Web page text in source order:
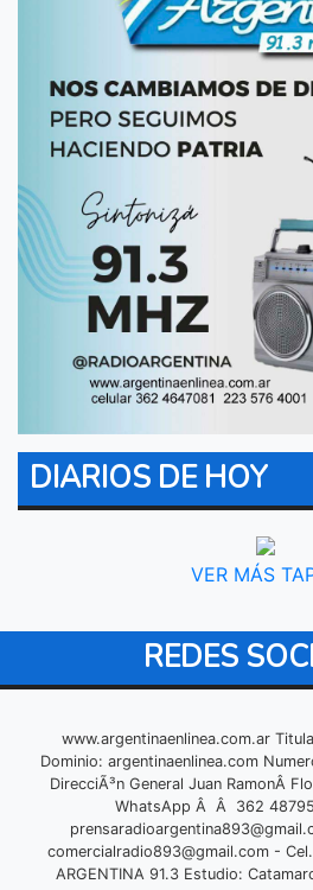
DIARIOS DE HOY
VER MÁS
REDES
www.argentinaenlinea.com.ar
Dominio: argentinaenlinea.com
DirecciÃ³n General Juan RamonÂ
WhatsApp Â Â 362
comercialradio893@gmail.com- Cel.
ARGENTINA 91.3 Estudio: